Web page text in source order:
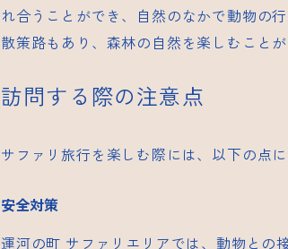
れ合うことができ、自然のなかで動物の
散策路もあり、森林の自然を楽しむことが
訪問する際の注意点
サファリ旅行を楽しむ際には、以下の点
安全対策
運河の町 サファリエリアでは、動物との